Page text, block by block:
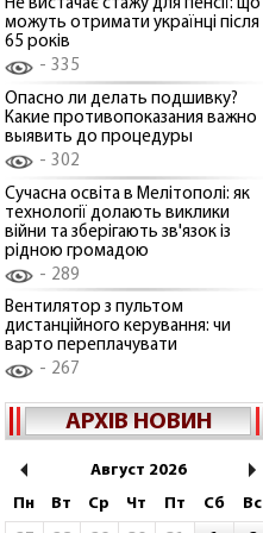
Не вистачає стажу для пенсії: що
можуть отримати українці після
65 років
335
Опасно ли делать подшивку?
Какие противопоказания важно
выявить до процедуры
302
Сучасна освіта в Мелітополі: як
технології долають виклики
війни та зберігають зв'язок із
рідною громадою
289
Вентилятор з пультом
дистанційного керування: чи
варто переплачувати
267
АРХІВ НОВИН
Август 2026
Пн
Вт Ср Чт Пт Сб
Вс